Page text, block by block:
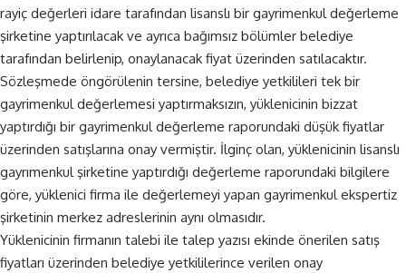
rayiç değerleri idare tarafından lisanslı bir gayrimenkul değerleme
şirketine yaptırılacak ve ayrıca bağımsız bölümler belediye
tarafından belirlenip, onaylanacak fiyat üzerinden satılacaktır.
Sözleşmede öngörülenin tersine, belediye yetkilileri tek bir
gayrimenkul değerlemesi yaptırmaksızın, yüklenicinin bizzat
yaptırdığı bir gayrimenkul değerleme raporundaki düşük fiyatlar
üzerinden satışlarına onay vermiştir. İlginç olan, yüklenicinin lisanslı
gayrımenkul şirketine yaptırdığı değerleme raporundaki bilgilere
göre, yüklenici firma ile değerlemeyi yapan gayrimenkul ekspertiz
şirketinin merkez adreslerinin aynı olmasıdır.
Yüklenicinin firmanın talebi ile talep yazısı ekinde önerilen satış
fiyatları üzerinden belediye yetkililerince verilen onay